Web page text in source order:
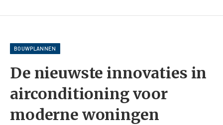
BOUWPLANNEN
De nieuwste innovaties in
airconditioning voor
moderne woningen